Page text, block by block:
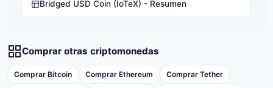
Bridged USD Coin (IoTeX) - Resumen
Comprar otras criptomonedas
Comprar Bitcoin Comprar Ethereum Comprar Tether